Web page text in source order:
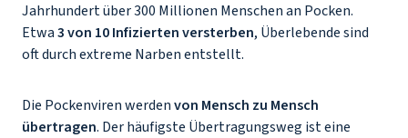
Jahrhundert über 300 Millionen Menschen an Pocken.
Etwa3 von 10 Infizierten versterben, Überlebende sind
oft durch extreme Narben entstellt.
Die Pockenviren werdenvon Mensch zu Mensch
übertragen. Der häufigste Übertragungsweg ist eine